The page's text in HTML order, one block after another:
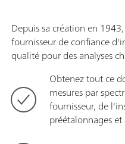
Depuis sa création en
fournisseur de confiance
qualité pour des analyses
Obtenez tout ce
mesures par
fournisseur, de
préétalonnages